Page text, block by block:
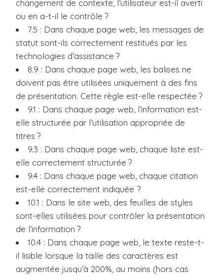
changement de contexte, l’utilisateur est-il averti
ou en a-t-il le contrôle ?
7.5 : Dans chaque page web, les messages de
statut sont-ils correctement restitués par les
technologies d’assistance ?
8.9 : Dans chaque page web, les balises ne
doivent pas être utilisées uniquement à des fins
de présentation. Cette règle est-elle respectée ?
9.1 : Dans chaque page web, l’information est-
elle structurée par l’utilisation appropriée de
titres ?
9.3 : Dans chaque page web, chaque liste est-
elle correctement structurée ?
9.4 : Dans chaque page web, chaque citation
est-elle correctement indiquée ?
10.1 : Dans le site web, des feuilles de styles
sont-elles utilisées pour contrôler la présentation
de l’information ?
10.4 : Dans chaque page web, le texte reste-t-
il lisible lorsque la taille des caractères est
augmentée jusqu’à 200%, au moins (hors cas